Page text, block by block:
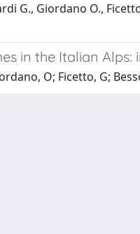
G., Giordano O.,
in the Italian
O; Ficetto, G;